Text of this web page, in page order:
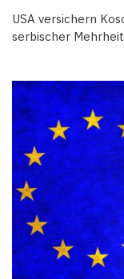
USA versichern
serbischer